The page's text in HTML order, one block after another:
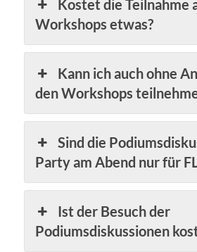
Kostet die Teilnahme
Workshops etwas?
Kann ich auch ohne
den Workshops
Sind die
Party am Abend nur für
Ist der Besuch der
Podiumsdiskussionen